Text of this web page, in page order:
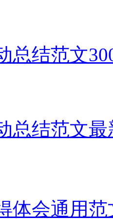
总结范文
总结范文最
体会通用范